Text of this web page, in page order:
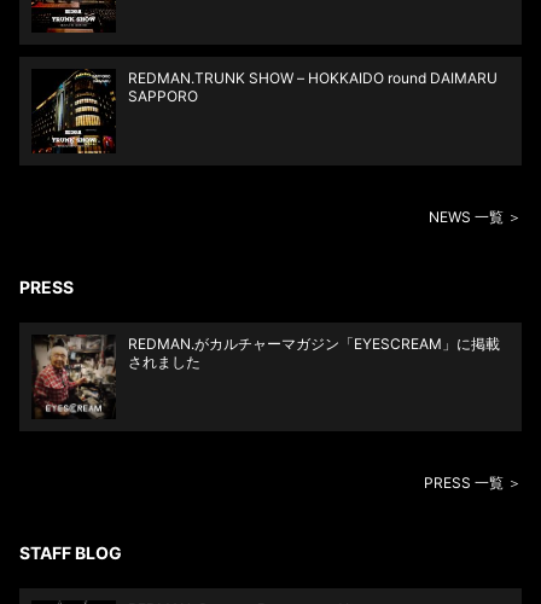
REDMAN.TRUNK SHOW – HOKKAIDO round DAIMARU
SAPPORO
NEWS 一覧 ＞
PRESS
REDMAN.がカルチャーマガジン「EYESCREAM」に掲載
されました
PRESS 一覧 ＞
STAFF BLOG